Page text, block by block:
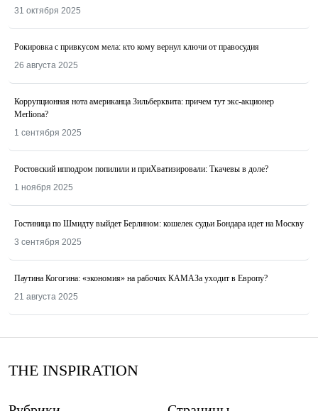
31 октября 2025
Рокировка с привкусом мела: кто кому вернул ключи от правосудия
26 августа 2025
Коррупционная нота американца Зильберквита: причем тут экс-акционер
Merliona?
1 сентября 2025
Ростовский ипподром попилили и приХватизировали: Ткачевы в доле?
1 ноября 2025
Гостиница по Шмидту выйдет Берлином: кошелек судьи Бондара идет на Москву
3 сентября 2025
Паутина Когогина: «экономия» на рабочих КАМАЗа уходит в Европу?
21 августа 2025
THE INSPIRATION